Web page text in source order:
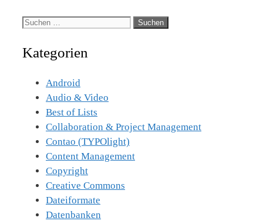
Suche
Kategorien
Android
Audio & Video
Best of Lists
Collaboration & Project Management
Contao (TYPOlight)
Content Management
Copyright
Creative Commons
Dateiformate
Datenbanken